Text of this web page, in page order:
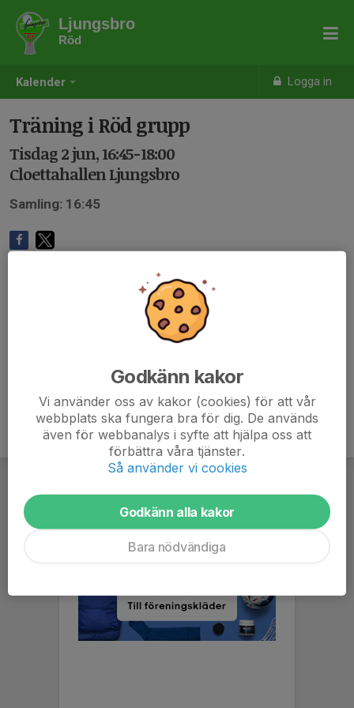
Kalender Logga in
Ljungsbro
Röd
Träning i Röd grupp
Tisdag 2 jun, 16:45-18:00
Cloettahallen Ljungsbro
Samling: 16:45
Godkänn kakor
Vi använder oss av kakor (cookies) för att vår
webbplats ska fungera bra för dig. De används
även för webbanalys i syfte att hjälpa oss att
förbättra våra tjänster.
Så använder vi cookies
Godkänn alla kakor
Bara nödvändiga